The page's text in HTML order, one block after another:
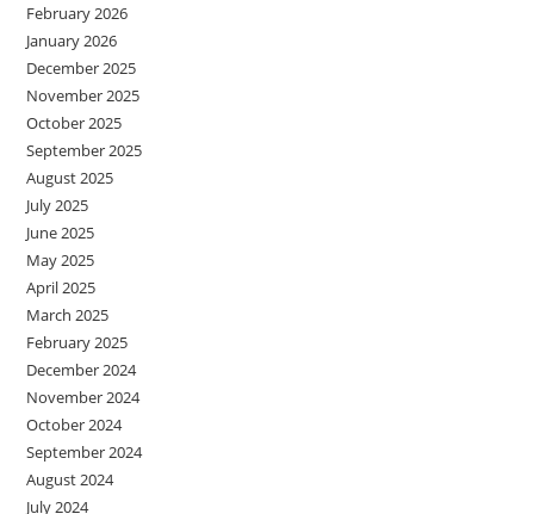
February 2026
January 2026
December 2025
November 2025
October 2025
September 2025
August 2025
July 2025
June 2025
May 2025
April 2025
March 2025
February 2025
December 2024
November 2024
October 2024
September 2024
August 2024
July 2024